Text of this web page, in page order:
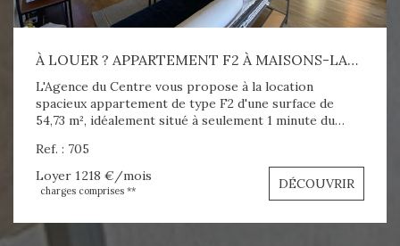
À LOUER ? APPARTEMENT F2 À MAISONS-LAFFITTE (54,73 M²)
L'Agence du Centre vous propose à la location
spacieux appartement de type F2 d'une surface de
54,73 m², idéalement situé à seulement 1 minute du
commerces, dans une petite copropriété calme et
agréable. Il se compose d'une entrée, d'une chambre
avec placards, d'un grand séjour lumineux, d'une cuisine
ouverte aménagée ainsi que d'une salle de douches
avec WC. Cet appartement offre un cadre de vie
Ref. : 705
Loyer 1 218 €/mois
charges comprises ** DÉCOUVRIR